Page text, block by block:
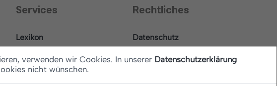
Services
Lexikon
Ratgeber
Rechtliches
Datenschutz
Barrierefreiheitserklärung
verwenden wir Cookies. In unserer Datenschutzerklärung
nicht wünschen.